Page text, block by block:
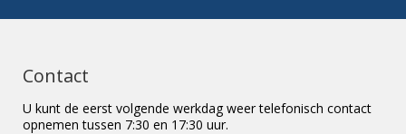
Contact
U kunt de eerst volgende werkdag weer telefonisch contact
opnemen tussen 7:30 en 17:30 uur.